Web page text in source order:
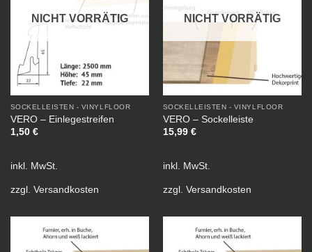
NICHT VORRÄTIG
SOCKELLEISTEN - VINYLFLOOR
VERO – Einlegestreifen
1,50 €
inkl. MwSt.
zzgl. Versandkosten
NICHT VORRÄTIG
SOCKELLEISTEN - VINYLFLOOR
VERO – Sockelleiste
15,99 €
inkl. MwSt.
zzgl. Versandkosten